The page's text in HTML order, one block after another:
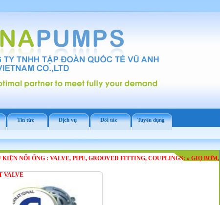
Tin tức Dịch vụ Đối tác Tuyển dụng
KIỆN NỐI ỐNG : VALVE, PIPE, GROOVED FITTING, COUPLINGS: » GIỌ BƠM,
VALVE